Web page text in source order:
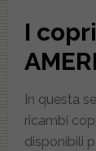
I
In questa
ricambi
disponibili